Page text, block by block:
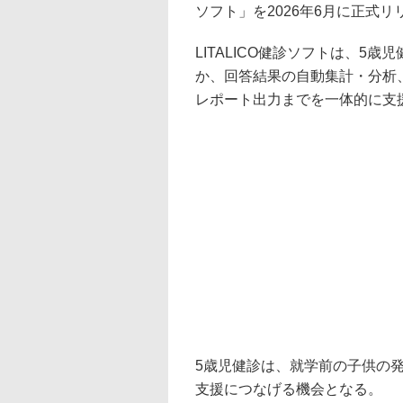
ソフト」を2026年6月に正式リ
LITALICO健診ソフトは、5歳
か、回答結果の自動集計・分
レポート出力までを一体的に
5歳児健診は、就学前の子供の
支援につなげる機会となる。